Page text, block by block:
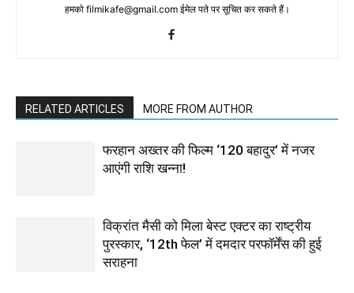
हमको filmikafe@gmail.com ईमेल पते पर सूचित कर सकते हैं।
RELATED ARTICLES MORE FROM AUTHOR
फरहान अख्तर की फिल्म ‘120 बहादुर’ में नजर
आएंगी राशि खन्ना!
विक्रांत मैसी को मिला बेस्ट एक्टर का राष्ट्रीय
पुरस्कार, ‘12th फेल’ में दमदार परफॉर्मेंस की हुई
सराहना